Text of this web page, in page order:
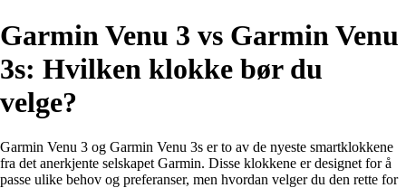
Garmin Venu 3 vs Garmin Venu
3s: Hvilken klokke bør du
velge?
Garmin Venu 3 og Garmin Venu 3s er to av de nyeste smartklokkene
fra det anerkjente selskapet Garmin. Disse klokkene er designet for å
passe ulike behov og preferanser, men hvordan velger du den rette for